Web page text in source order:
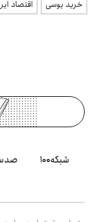
خرید یوسی
اقتصاد
شبکه۱۰۰